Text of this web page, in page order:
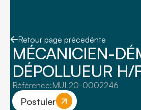
Retour page précedénte
MÉCANICIEN-
DÉPOLLUEUR H/
Référence:MUL20-0002246
Postuler